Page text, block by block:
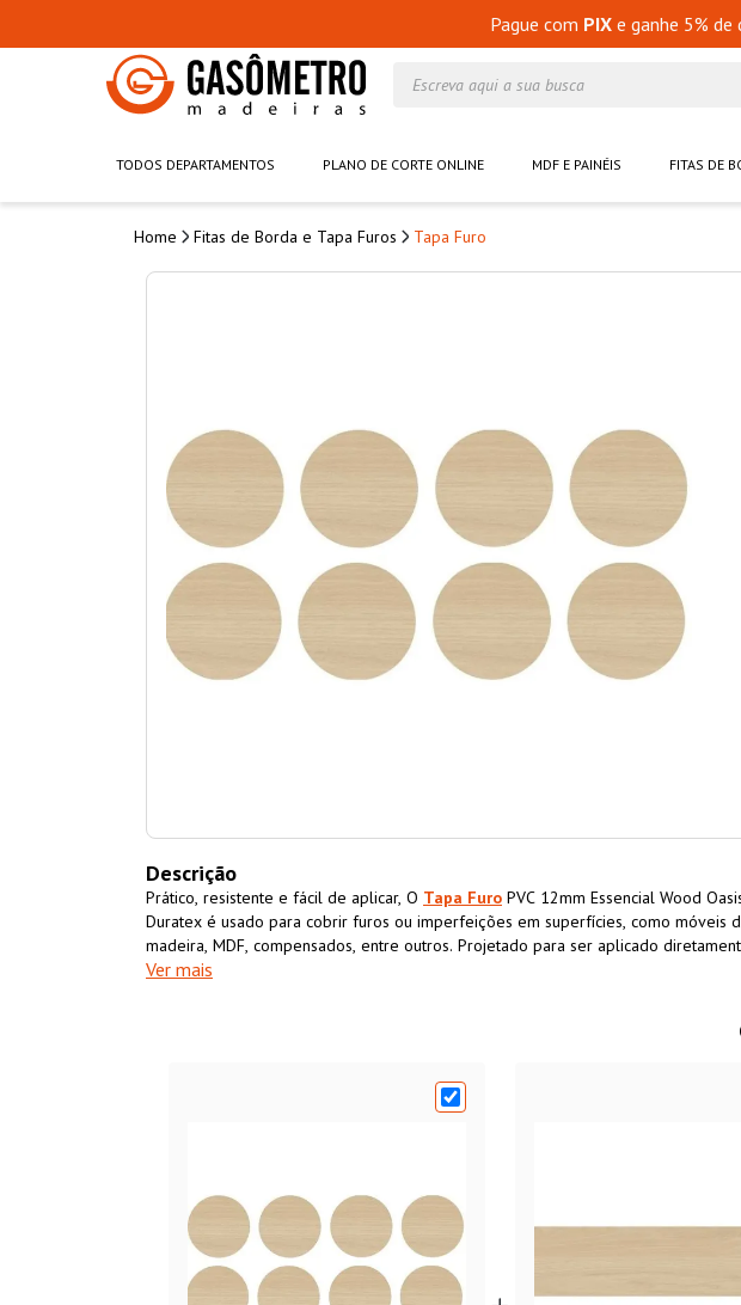
Pague com PIXe ganhe 5% de
TODOS DEPARTAMENTOS PLANO DE CORTE ONLINE MDF E PAINÉIS FITAS DE
Fitas de Borda e Tapa Furos Tapa Furo
Descrição
Prático, resistente e fácil de aplicar, O Tapa Furo PVC 12mm Essencial Wood
Duratex é usado para cobrir furos ou imperfeições em superfícies, como móveis
madeira, MDF, compensados, entre outros. Projetado para ser aplicado
o furo ou a área que se deseja disfarçar, o
Ver mais